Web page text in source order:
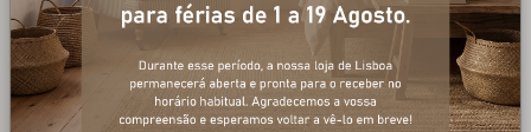
+ informações